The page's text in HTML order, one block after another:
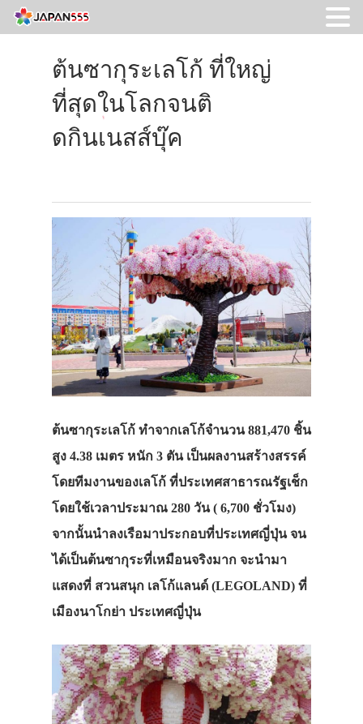
ต้นซากุระเลโก้ ที่ใหญ่
ที่สุดในโลกจนติ
ดกินเนสส์บุ๊ค
ต้นซากุระเลโก้ ทำจากเลโก้จำนวน 881,470 ชิ้น
สูง 4.38 เมตร หนัก 3 ตัน เป็นผลงานสร้างสรรค์
โดยทีมงานของเลโก้ ที่ประเทศสาธารณรัฐเช็ก
โดยใช้เวลาประมาณ 280 วัน ( 6,700 ชั่วโมง)
จากนั้นนำลงเรือมาประกอบที่ประเทศญี่ปุ่น จน
ได้เป็นต้นซากุระที่เหมือนจริงมาก จะนำมา
แสดงที่ สวนสนุก เลโก้แลนด์ (LEGOLAND) ที่
เมืองนาโกย่า ประเทศญี่ปุ่น